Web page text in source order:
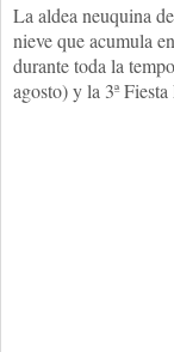
La aldea neuquina de
nieve que acumula
durante toda la
agosto) y la 3ª